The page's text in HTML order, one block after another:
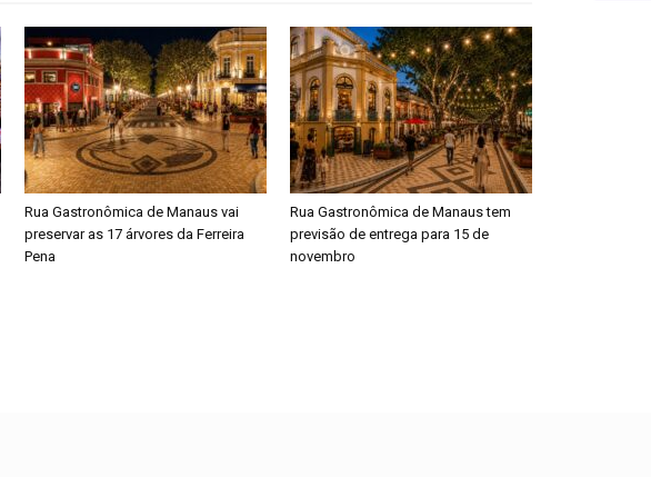
Rua Gastronômica de Manaus vai
preservar as 17 árvores da Ferreira
Pena
Rua Gastronômica de Manaus tem
previsão de entrega para 15 de
novembro